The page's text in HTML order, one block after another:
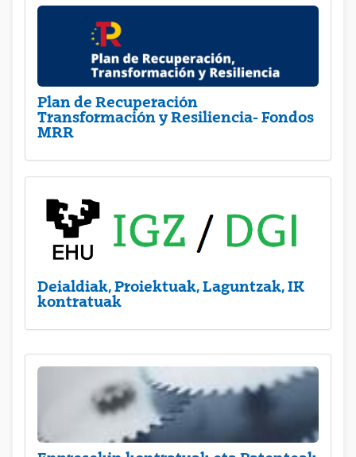
Plan de Recuperación
Transformación y Resiliencia- Fondos
MRR
Deialdiak, Proiektuak, Laguntzak, IK
kontratuak